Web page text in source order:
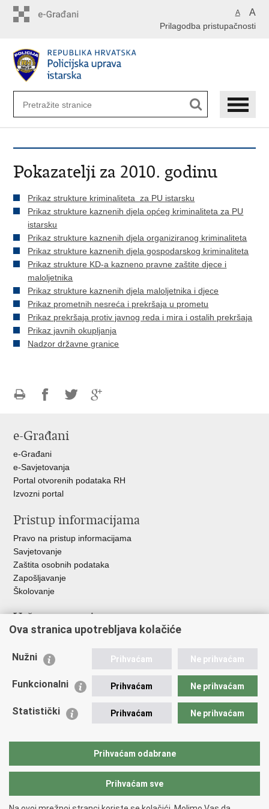
A A
Prilagodba pristupačnosti
Pokazatelji za 2010. godinu
Prikaz strukture kriminaliteta za PU istarsku
Prikaz strukture kaznenih djela općeg kriminaliteta za PU
istarsku
Prikaz strukture kaznenih djela organiziranog kriminaliteta
Prikaz strukture kaznenih djela gospodarskog kriminaliteta
Prikaz strukture KD-a kazneno pravne zaštite djece i
maloljetnika
Prikaz strukture kaznenih djela maloljetnika i djece
Prikaz prometnih nesreća i prekršaja u prometu
Prikaz prekršaja protiv javnog reda i mira i ostalih prekršaja
Prikaz javnih okupljanja
Nadzor državne granice
FacebookuTwitteru
e-Građani
e-Građani
e-Savjetovanja
Portal otvorenih podataka RH
Izvozni portal
Pristup informacijama
Pravo na pristup informacijama
Savjetovanje
Zaštita osobnih podataka
Zapošljavanje
Školovanje
Važne poveznice
Ministarstvo unutarnjih poslova
Udruge
Policijska akademija
Zaklada policijske solidarnosti
Vučetić"
Ova stranica upotrebljava kolačiće
Nužni Prihvaćam Ne prihvaćam
Funkcionalni Prihvaćam Ne prihvaćam
Statistički Prihvaćam Ne prihvaćam
Prihvaćam odabrane
Prihvaćam sve